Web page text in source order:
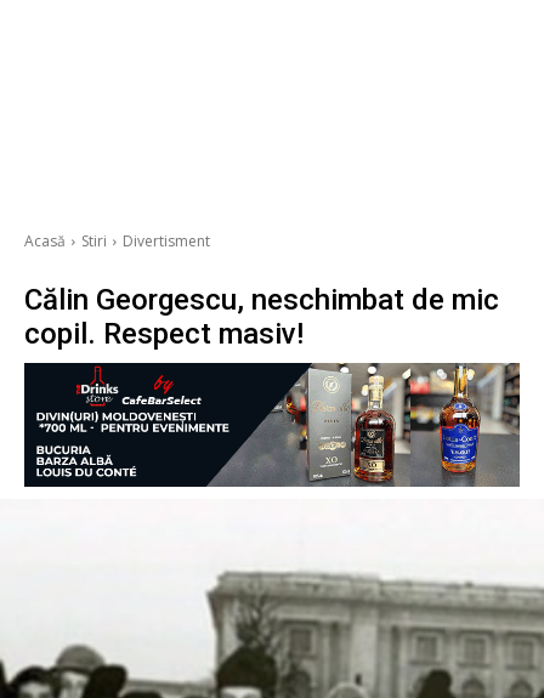
Acasă Stiri Divertisment
Călin Georgescu, neschimbat de mic
copil. Respect masiv!